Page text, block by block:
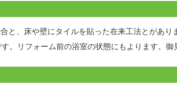
と、床や壁にタイルを貼った在来工法とがあり
。リフォーム前の浴室の状態にもよります。御